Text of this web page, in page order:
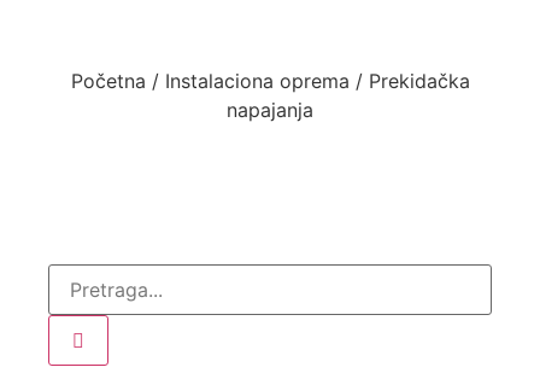
Početna / Instalaciona oprema / Prekidačka
napajanja